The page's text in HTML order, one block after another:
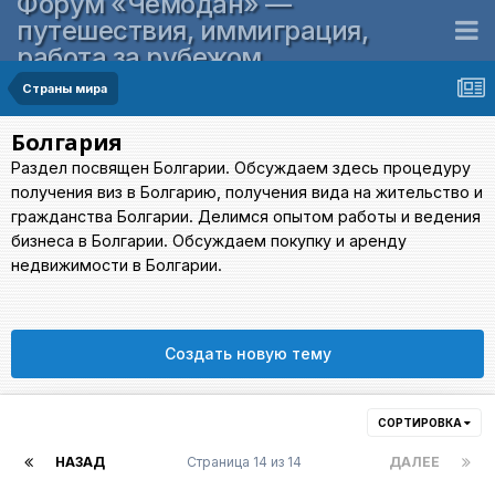
путешествия, иммиграция,
работа за рубежом
Страны мира
Болгария
Раздел посвящен Болгарии. Обсуждаем здесь процедуру
получения виз в Болгарию, получения вида на жительство и
гражданства Болгарии. Делимся опытом работы и ведения
бизнеса в Болгарии. Обсуждаем покупку и аренду
недвижимости в Болгарии.
Создать новую тему
СОРТИРОВКА
НАЗАД ДАЛЕЕ
Страница 14 из 14